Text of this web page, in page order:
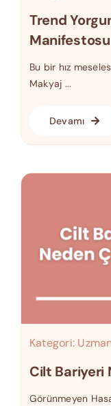
Trend
Manifestosu
Bu bir hız
Makyaj ...
Devamı
Kategori:
Cilt Bariyeri
Görünmeyen